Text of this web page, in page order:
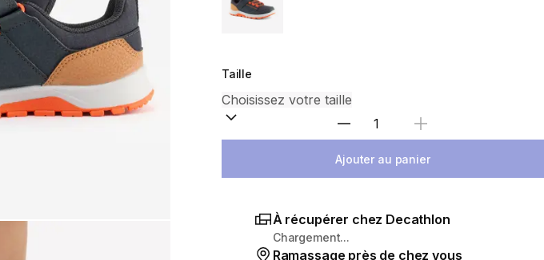
Taille
Sélectionnez la quantité
Ajouter au panier
À récupérer chez Decathlon
Chargement...
Ramassage près de chez vous